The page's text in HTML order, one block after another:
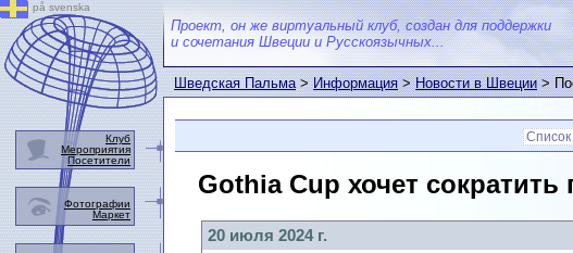
Проект, он же виртуальный клуб, создан для поддержки
и сочетания Швеции и Русскоязычных...
Шведская Пальма>Информация>Новости в Швеции>
Список
Gothia Cup хочет
20 июля 2024 г.
på svenska
Клуб
Мероприятия
Посетители
Фотографии
Маркет